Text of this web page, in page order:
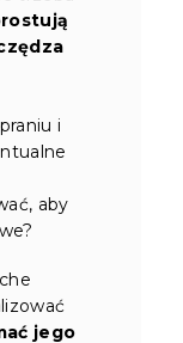
i
aby
jego